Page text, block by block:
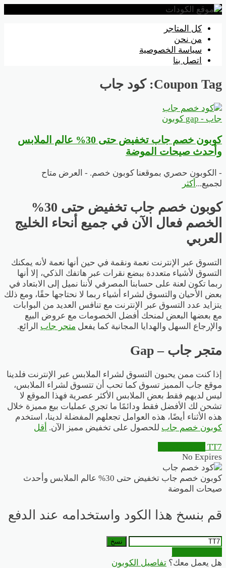
تخطي
المحتوى
كل المتاجر
من نحن
سياسة الخصوصية
اتصل بنا
Coupon Tag: كود جاب
جاب - gap كوبون
كوبون خصم جاب تخفيض حتى 30% عالم الملابس
وأحدث صيحات الموضة
- الكوبون حصري بموقعنا كوبون خصم. - العرض متاح
لجميع... أكثر
كوبون خصم جاب تخفيض حتى 30%
الخصم فعال الآن في جميع أنحاء الخليج
العربي
التسوق عبر الإنترنت نعمة ونقمة في حين أنها نعمة لأنه يمكنك
التسوق لأشياء متعددة ببضع نقرات عبر هاتفك الذكي، إلا أنها
ربما تكون لعنة على حسابنا المصرفي لأننا نميل إلى الابتعاد في
بعض الأحيان والتسوق لشراء أشياء ربما لا نحتاجها حقًا، ومع ذلك
يتزايد عدد التسوق عبر الإنترنت مع تنافس العديد من البوابات
مع بعضها البعض لمنحك أفضل الخصومات مع عروض البيع
والإرجاع السهل والهدايا المجانية كما يفعل متجر جاب الرائع.
متجر جاب – Gap
إذا كنت ممن يحبون التسوق لشراء الملابس عبر الإنترنت فلدينا
موقع جاب المميز تسوق كما تحب أن تتسوق لشراء الملابس،
ليس لديهم فقط بعض الملابس الأكثر عصرية فهذا الموقع لا
تشحن لك الأفضل فقط ودائمًا ما تجري عمليات بيع مميزة خلال
هذه الأثناء أيضًا، هذه العوامل تجعلهم المفضلة لدينا، استخدم
كوبون خصم جاب للحصول على تخفيض مميز الآن. أقل
TT7
No Expires
كوبون خصم جاب تخفيض حتى 30% عالم الملابس وأحدث
صيحات الموضة
قم بنسخ هذا الكود واستخدامه عند الدفع
نسخ
هل يعمل معك؟ تفاصيل الكوبون